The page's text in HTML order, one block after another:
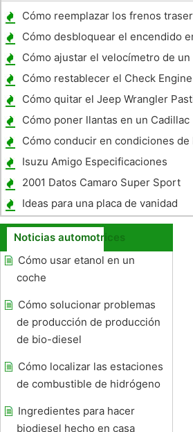
Cómo reemplazar los frenos
Chevy 1/2 Ton Pickup 1986
Cómo desbloquear el encendido
Honda Civic 1996
Cómo ajustar el velocímetro de un
Cómo restablecer el Check
Ford Focus
Cómo quitar el Jeep Wrangler
freno
Cómo poner llantas en un Cadillac
Cómo conducir en condiciones de
Isuzu Amigo Especificaciones
2001 Datos Camaro Super Sport
Ideas para una placa de vanidad
Noticias automotrices
Cómo usar etanol en un
coche
Cómo solucionar problemas
de producción de producción
de bio-diesel
Cómo localizar las estaciones
de combustible de hidrógeno
Ingredientes para hacer
biodiesel hecho en casa